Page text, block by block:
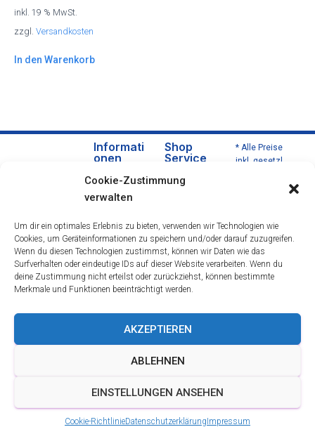
Cookie-Zustimmung
verwalten
Um dir ein optimales Erlebnis zu bieten, verwenden wir Technologien wie
Cookies, um Geräteinformationen zu speichern und/oder darauf zuzugreifen.
Wenn du diesen Technologien zustimmst, können wir Daten wie das
Surfverhalten oder eindeutige IDs auf dieser Website verarbeiten. Wenn du
deine Zustimmung nicht erteilst oder zurückziehst, können bestimmte
Merkmale und Funktionen beeinträchtigt werden.
AKZEPTIEREN
ABLEHNEN
EINSTELLUNGEN ANSEHEN
Cookie-RichtlinieDatenschutzerklärung Impressum
inkl. 19 % MwSt.
zzgl. Versandkosten
In den Warenkorb
Informati
onen
uns
Daten
rung
Impre
ssum
Shop
Service
ngsbe
dingu
ngen
Wider
rufsre
ung
* Alle Preise
inkl. gesetzl.
Nachnahmeg
ebühren,
wenn nicht
anders
beschrieben.